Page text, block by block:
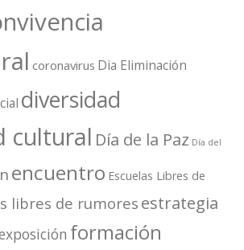
coronavirus Dia Eliminación
diversidad
cultural Día de la Paz Día del
encuentro Escuelas Libres de
libres de rumores estrategia
formación